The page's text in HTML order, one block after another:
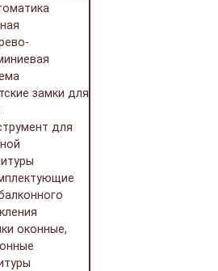
замки для
для
оконные,